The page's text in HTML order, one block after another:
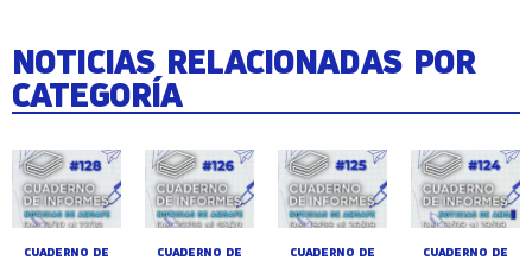
NOTICIAS RELACIONADAS POR
CATEGORÍA
CUADERNO DE CUADERNO DE CUADERNO DE CUADERNO DE